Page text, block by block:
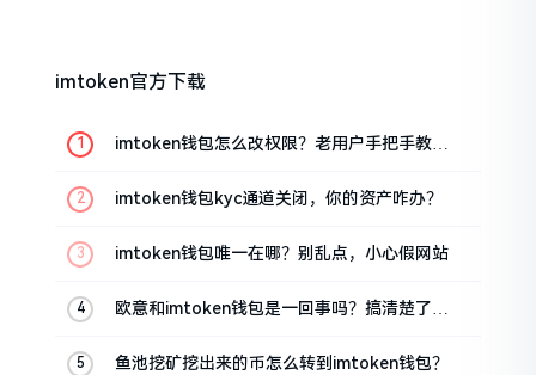
imtoken官方下载
imtoken钱包怎么改权限？老用户手把手教你
imtoken钱包kyc通道关闭，你的资产咋办？
imtoken钱包唯一在哪？别乱点，小心假网站
欧意和imtoken钱包是一回事吗？搞清楚了再
鱼池挖矿挖出来的币怎么转到imtoken钱包？